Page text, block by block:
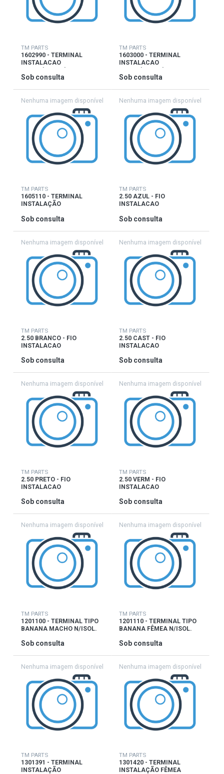
TM PARTS
1602990 - TERMINAL
INSTALACAO
OLHAL(COBRE)
Sob consulta
TM PARTS
1603000 - TERMINAL
INSTALACAO
OLHAL(COBRE)
Sob consulta
TM PARTS
1605110 - TERMINAL
INSTALAÇÃO
Sob consulta
TM PARTS
2.50 AZUL - FIO
INSTALACAO
Sob consulta
TM PARTS
2.50 BRANCO - FIO
INSTALACAO
Sob consulta
TM PARTS
2.50 CAST - FIO
INSTALACAO
Sob consulta
TM PARTS
2.50 PRETO - FIO
INSTALACAO
Sob consulta
TM PARTS
2.50 VERM - FIO
INSTALACAO
Sob consulta
TM PARTS
1201100 - TERMINAL TIPO
BANANA MACHO N/ISOL.
Sob consulta
TM PARTS
1201110 - TERMINAL TIPO
BANANA FÊMEA N/ISOL.
Sob consulta
TM PARTS
1301391 - TERMINAL
INSTALAÇÃO
TM PARTS
1301420 - TERMINAL
INSTALAÇÃO FÊMEA